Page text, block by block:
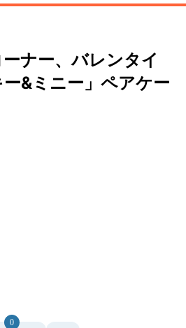
ナー、バレンタイ
&ミニー」ペアケー
0